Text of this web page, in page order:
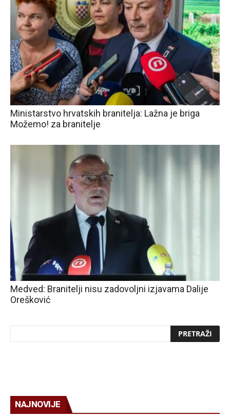
Ministarstvo hrvatskih branitelja: Lažna je briga
Možemo! za branitelje
Medved: Branitelji nisu zadovoljni izjavama Dalije
Orešković
NAJNOVIJE